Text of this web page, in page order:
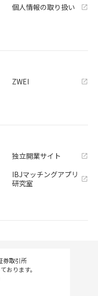
個人情報の取り扱い
ZWEI
独立開業サイト
IBJマッチングアプリ
研究室
券取引所
おります。